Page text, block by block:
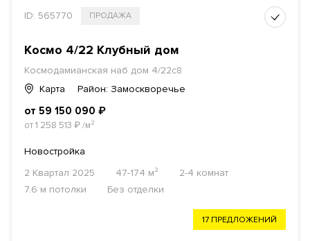
ID: 565770 ПРОДАЖА
Космо 4/22 Клубный дом
Космодамианская наб дом 4/22с8
Карта
Район: Замоскворечье
от 59 150 090 ₽
от 1 258 513 ₽/м²
Новостройка
2 Квартал 2025
47-174 м²
2-4 комнат
7.6 м потолки
Без отделки
17 ПРЕДЛОЖЕНИЙ